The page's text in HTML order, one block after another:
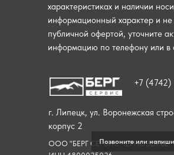
Позвоните или
характеристиках и наличии
информационный характер и не
публичной офертой, уточните
информацию по телефону или в
+7
г. Липецк, ул. Воронежская
корпус 2
ООО "БЕРГ СЕРВИС ЧЕРНОЗЕМЬЕ"